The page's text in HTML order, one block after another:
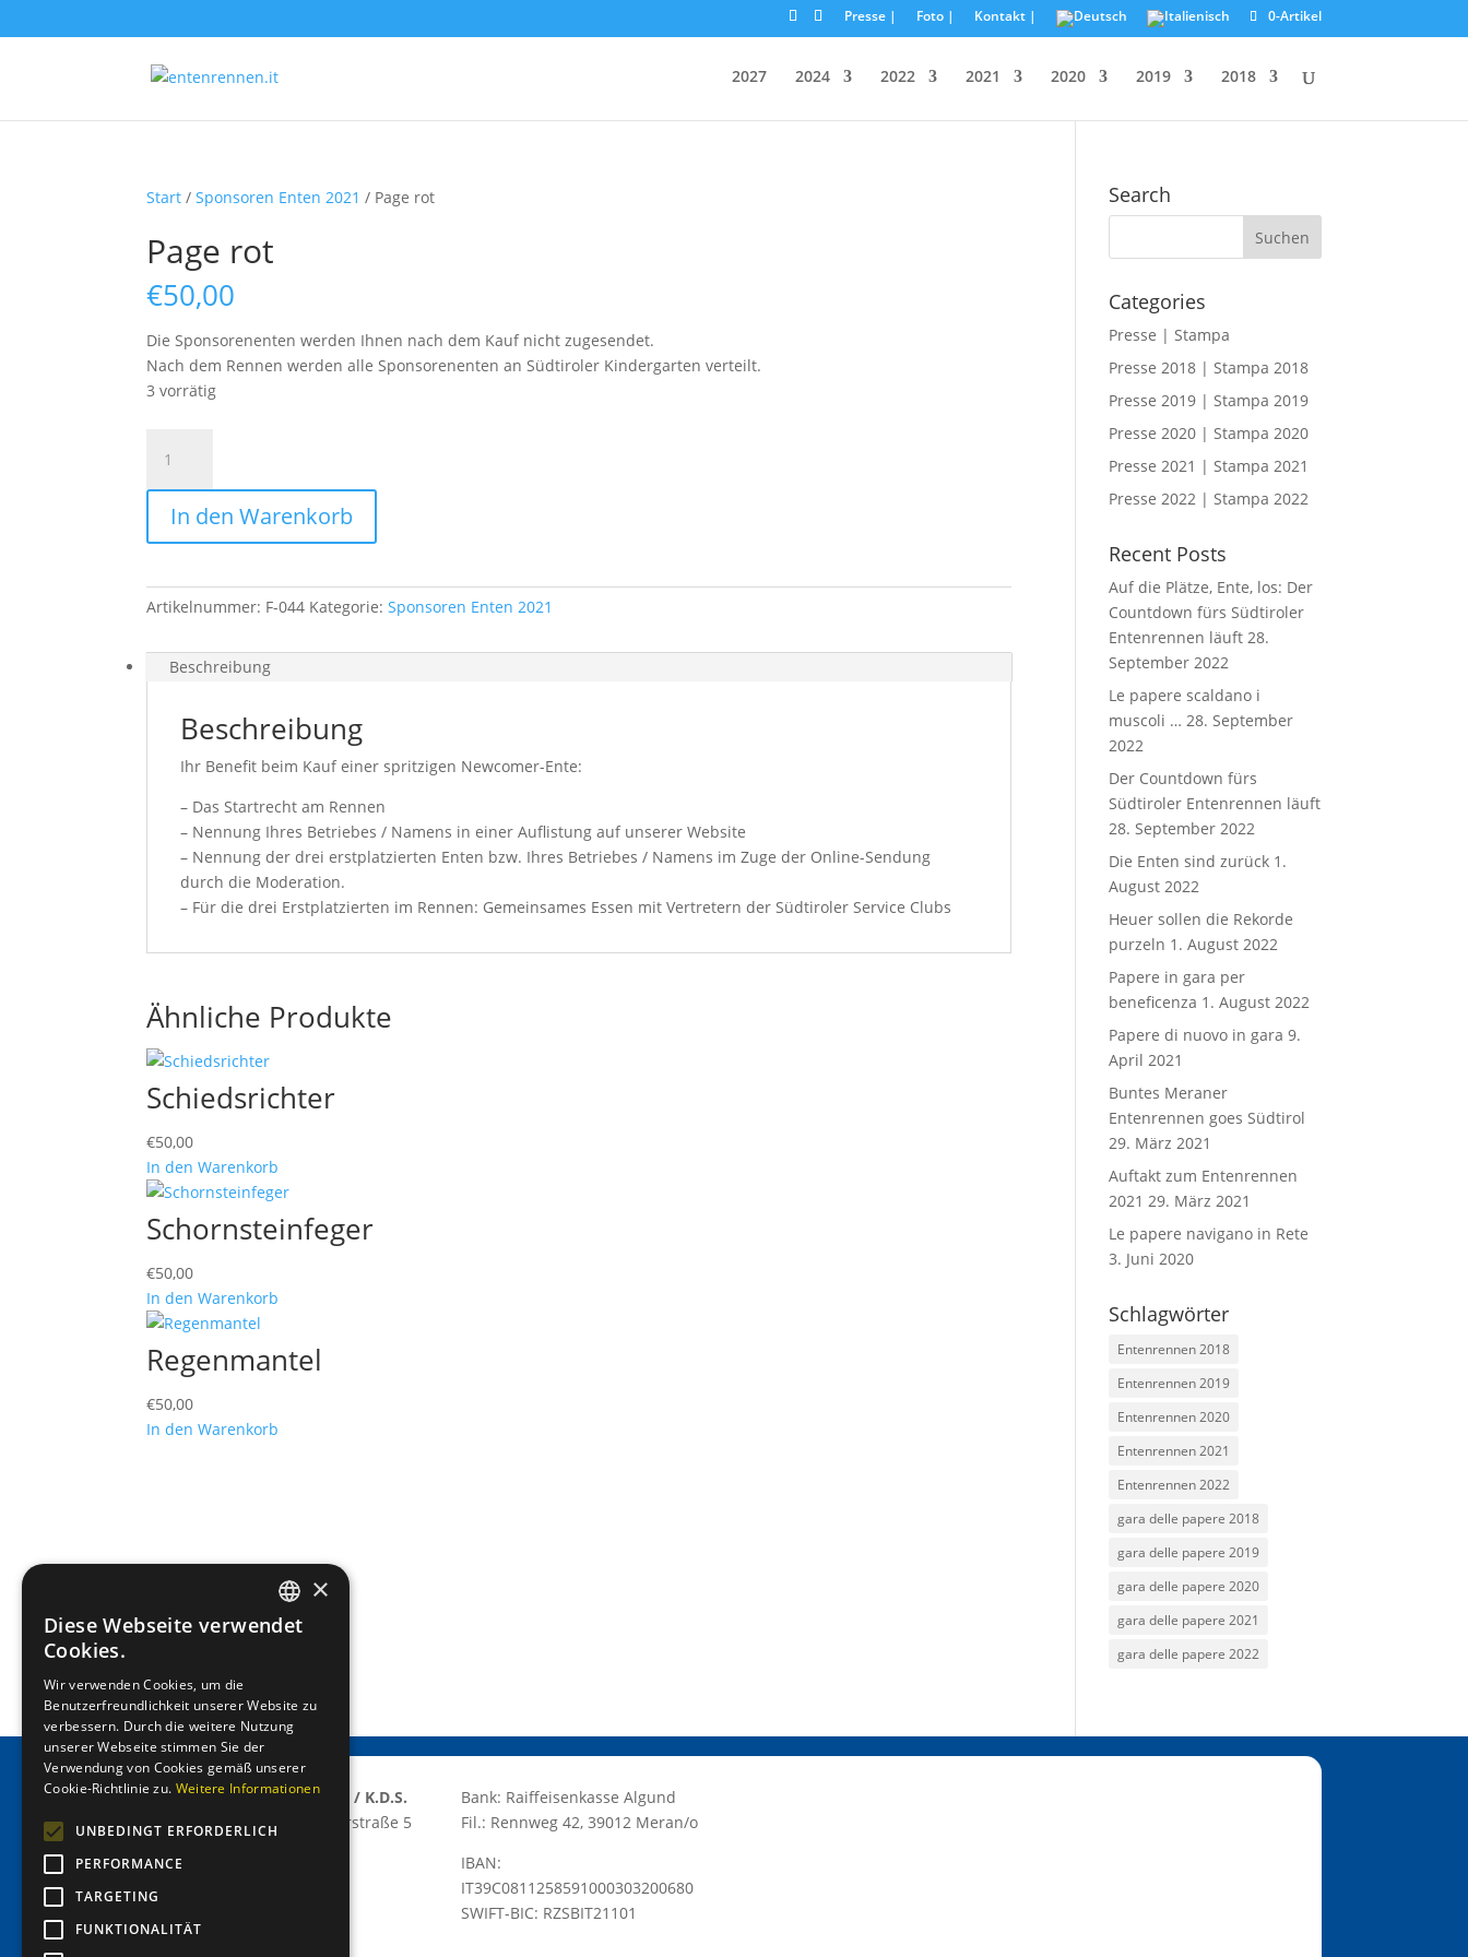
Presse | Foto | Kontakt | 0-Artikel
2027 2024 2022 2021 2020 2019 2018
Start /Sponsoren Enten 2021 / Page rot
Page rot
€50,00
Die Sponsorenenten werden Ihnen nach dem Kauf nicht zugesendet.
Nach dem Rennen werden alle Sponsorenenten an Südtiroler Kindergarten verteilt.
3 vorrätig
Menge
In den Warenkorb
Artikelnummer: F-044 Kategorie:Sponsoren Enten 2021
Beschreibung
Beschreibung
Ihr Benefit beim Kauf einer spritzigen Newcomer-Ente:
– Das Startrecht am Rennen
– Nennung Ihres Betriebes / Namens in einer Auflistung auf unserer Website
– Nennung der drei erstplatzierten Enten bzw. Ihres Betriebes / Namens im Zuge der Online-Sendung
durch die Moderation.
– Für die drei Erstplatzierten im Rennen: Gemeinsames Essen mit Vertretern der Südtiroler Service Clubs
Ähnliche Produkte
Schiedsrichter
€50,00
In den Warenkorb
Schornsteinfeger
€50,00
In den Warenkorb
Regenmantel
€50,00
In den Warenkorb
Search
Categories
Presse | Stampa
Presse 2018 | Stampa 2018
Presse 2019 | Stampa 2019
Presse 2020 | Stampa 2020
Presse 2021 | Stampa 2021
Presse 2022 | Stampa 2022
Recent Posts
Auf die Plätze, Ente, los: Der
Countdown fürs Südtiroler
Entenrennen läuft 28.
September 2022
Le papere scaldano i
muscoli … 28. September
2022
Der Countdown fürs
Südtiroler Entenrennen läuft
28. September 2022
Die Enten sind zurück 1.
August 2022
Heuer sollen die Rekorde
purzeln 1. August 2022
Papere in gara per
beneficenza 1. August 2022
Papere di nuovo in gara 9.
April 2021
Buntes Meraner
Entenrennen goes Südtirol
29. März 2021
Auftakt zum Entenrennen
2021 29. März 2021
Le papere navigano in Rete
3. Juni 2020
Schlagwörter
Entenrennen 2018
Entenrennen 2019
Entenrennen 2020
Entenrennen 2021
Entenrennen 2022
gara delle papere 2018
gara delle papere 2019
gara delle papere 2020
gara delle papere 2021
gara delle papere 2022
Lions Club Meran/o E.T.S / K.D.S.
Via Grabmayr – Grabmayrstraße 5
P.IVA: 03310420215
C.D.: T9K4ZHO
Bank: Raiffeisenkasse Algund
Fil.: Rennweg 42, 39012 Meran/o
IBAN:
IT39C0811258591000303200680
SWIFT-BIC: RZSBIT21101
GERMAN
×
Diese Webseite verwendet
Cookies.
Wir verwenden Cookies, um die
Benutzerfreundlichkeit unserer Website zu
verbessern. Durch die weitere Nutzung
unserer Webseite stimmen Sie der
Verwendung von Cookies gemäß unserer
Cookie-Richtlinie zu. Weitere Informationen
UNBEDINGT ERFORDERLICH
PERFORMANCE
TARGETING
FUNKTIONALITÄT